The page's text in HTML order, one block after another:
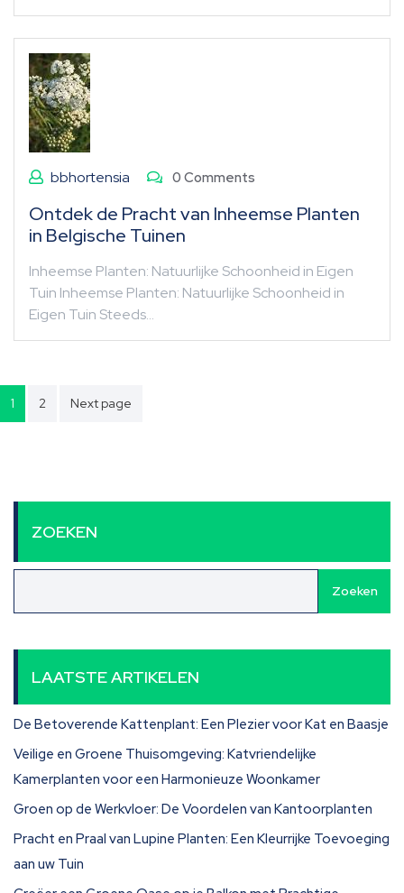
bbhortensia 0 Comments
Ontdek de Pracht van Inheemse Planten
in Belgische Tuinen
Inheemse Planten: Natuurlijke Schoonheid in Eigen
Tuin Inheemse Planten: Natuurlijke Schoonheid in
Eigen Tuin Steeds…
Berichten
paginering
1 2 Next page
ZOEKEN
Zoeken
LAATSTE ARTIKELEN
De Betoverende Kattenplant: Een Plezier voor Kat en Baasje
Veilige en Groene Thuisomgeving: Katvriendelijke
Kamerplanten voor een Harmonieuze Woonkamer
Groen op de Werkvloer: De Voordelen van Kantoorplanten
Pracht en Praal van Lupine Planten: Een Kleurrijke Toevoeging
aan uw Tuin